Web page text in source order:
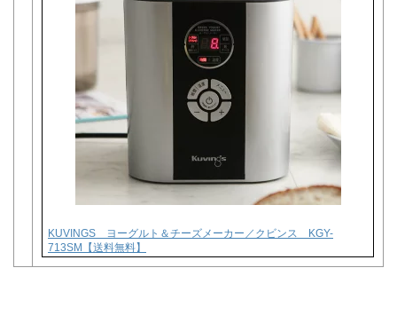
KUVINGS ヨーグルト＆チーズメーカー／クビンス KGY-
713SM【送料無料】